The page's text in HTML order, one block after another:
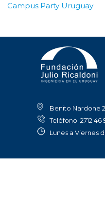
Campus Party Uruguay
Benito Nardone
Teléfono: 2712 46
Lunes a Viernes